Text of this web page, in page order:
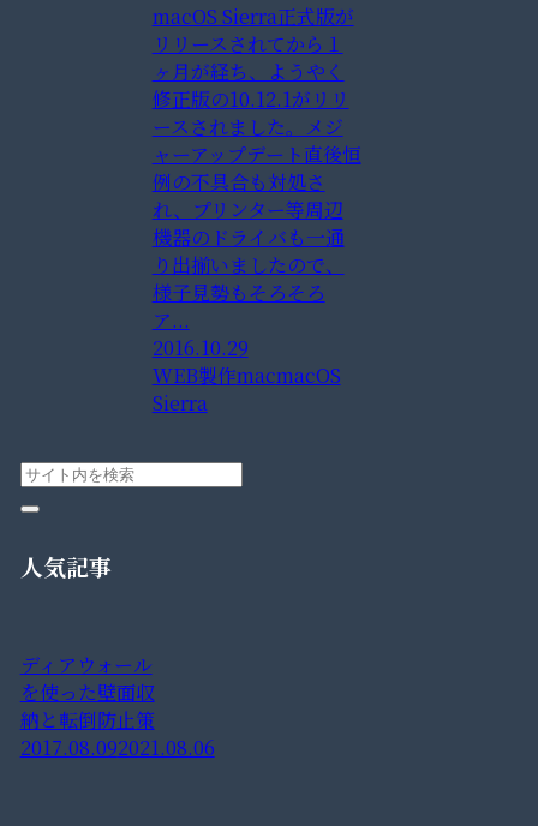
macOS Sierra正式版が
リリースされてから１
ヶ月が経ち、ようやく
修正版の10.12.1がリリ
ースされました。メジ
ャーアップデート直後恒
例の不具合も対処さ
れ、プリンター等周辺
機器のドライバも一通
り出揃いましたので、
様子見勢もそろそろ
ア...
2016.10.29
WEB製作macmacOS
Sierra
人気記事
ディアウォール
を使った壁面収
納と転倒防止策
2017.08.092021.08.06